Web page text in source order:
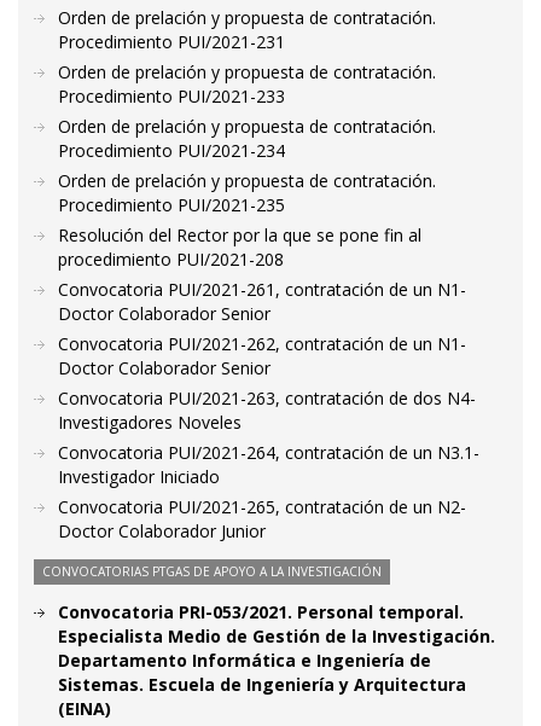
Orden de prelación y propuesta de contratación.
Procedimiento PUI/2021-231
Orden de prelación y propuesta de contratación.
Procedimiento PUI/2021-233
Orden de prelación y propuesta de contratación.
Procedimiento PUI/2021-234
Orden de prelación y propuesta de contratación.
Procedimiento PUI/2021-235
Resolución del Rector por la que se pone fin al
procedimiento PUI/2021-208
Convocatoria PUI/2021-261, contratación de un N1-
Doctor Colaborador Senior
Convocatoria PUI/2021-262, contratación de un N1-
Doctor Colaborador Senior
Convocatoria PUI/2021-263, contratación de dos N4-
Investigadores Noveles
Convocatoria PUI/2021-264, contratación de un N3.1-
Investigador Iniciado
Convocatoria PUI/2021-265, contratación de un N2-
Doctor Colaborador Junior
CONVOCATORIAS PTGAS DE APOYO A LA INVESTIGACIÓN
Convocatoria PRI-053/2021. Personal temporal.
Especialista Medio de Gestión de la Investigación.
Departamento Informática e Ingeniería de
Sistemas. Escuela de Ingeniería y Arquitectura
(EINA)